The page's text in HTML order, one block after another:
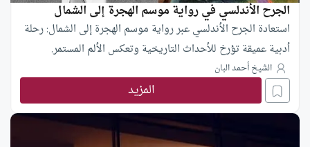
الجرح الأندلسي في رواية موسم الهجرة إلى الشمال
استعادة الجرح الأندلسي عبر رواية موسم الهجرة إلى الشمال: رحلة
أدبية عميقة تؤرخ للأحداث التاريخية وتعكس الألم المستمر.
الشيخ أحمد البان
المزيد